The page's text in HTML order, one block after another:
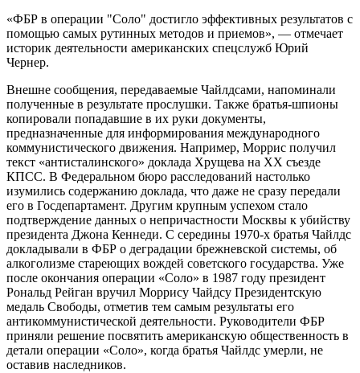
«ФБР в операции "Соло" достигло эффективных результатов с
помощью самых рутинных методов и приемов», — отмечает
историк деятельности американских спецслужб Юрий
Чернер.
Внешне сообщения, передаваемые Чайлдсами, напоминали
полученные в результате прослушки. Также братья-шпионы
копировали попадавшие в их руки документы,
предназначенные для информирования международного
коммунистического движения. Например, Моррис получил
текст «антисталинского» доклада Хрущева на XX съезде
КПСС. В Федеральном бюро расследований настолько
изумились содержанию доклада, что даже не сразу передали
его в Госдепартамент. Другим крупным успехом стало
подтверждение данных о непричастности Москвы к убийству
президента Джона Кеннеди. С середины 1970-х братья Чайлдс
докладывали в ФБР о деградации брежневской системы, об
алкоголизме стареющих вождей советского государства. Уже
после окончания операции «Соло» в 1987 году президент
Рональд Рейган вручил Моррису Чайдсу Президентскую
медаль Свободы, отметив тем самым результаты его
антикоммунистической деятельности. Руководители ФБР
приняли решение посвятить американскую общественность в
детали операции «Соло», когда братья Чайлдс умерли, не
оставив наследников.